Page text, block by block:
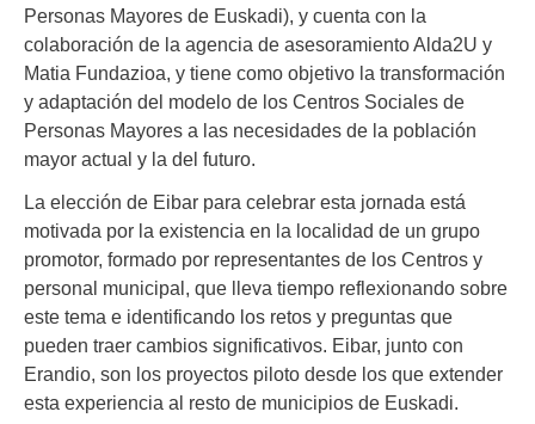
Personas Mayores de Euskadi), y cuenta con la
colaboración de la agencia de asesoramiento Alda2U y
Matia Fundazioa, y tiene como objetivo la transformación
y adaptación del modelo de los Centros Sociales de
Personas Mayores a las necesidades de la población
mayor actual y la del futuro.
La elección de Eibar para celebrar esta jornada está
motivada por la existencia en la localidad de un grupo
promotor, formado por representantes de los Centros y
personal municipal, que lleva tiempo reflexionando sobre
este tema e identificando los retos y preguntas que
pueden traer cambios significativos. Eibar, junto con
Erandio, son los proyectos piloto desde los que extender
esta experiencia al resto de municipios de Euskadi.